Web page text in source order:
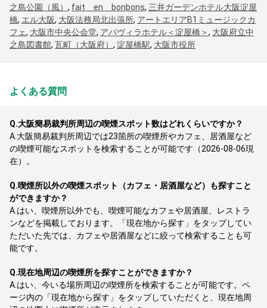
之島公園（風） , fait en bonbons, 三井ガーデンホテル大阪淀屋
橋, エル大阪, 大阪法務局北出張所, アートエリアB1ミュージックカ
フェ, 大阪市中央公会堂, アパヴィラホテル＜淀屋橋＞, 大阪府立中
之島図書館, 瓦町（大阪府） , 淀屋橋駅, 大阪市役所
よくある質問
Q.大阪簡易裁判所周辺の喫煙スポット数はどれくらいですか？
A. 大阪簡易裁判所周辺では23箇所の喫煙所やカフェ、居酒屋など
の喫煙可能なスポットを検索することが可能です（2026-08-06現
在）。
Q.喫煙所以外の喫煙スポット（カフェ・居酒屋など）も探すこと
ができますか？
A. はい、喫煙所以外でも、喫煙可能なカフェや居酒屋、レストラ
ンなどを掲載しております。「現在地から探す」をタップしてい
ただいた先では、カフェや居酒屋などに絞って検索することも可
能です。
Q.現在地周辺の喫煙所を探すことができますか？
A. はい、今いる場所周辺の喫煙所を検索することが可能です。ペ
ージ内の「現在地から探す」をタップしていただくと、現在地周